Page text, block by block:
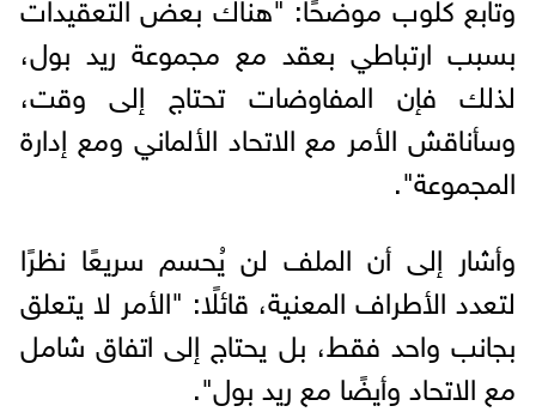
بسبب ارتباطي بعقد مع مجموعة ريد بول،
لذلك فإن المفاوضات تحتاج إلى وقت،
وسأناقش الأمر مع الاتحاد الألماني ومع إدارة
المجموعة".
وأشار إلى أن الملف لن يُحسم سريعًا نظرًا
لتعدد الأطراف المعنية، قائلًا: "الأمر لا يتعلق
بجانب واحد فقط، بل يحتاج إلى اتفاق شامل
مع الاتحاد وأيضًا مع ريد بول".